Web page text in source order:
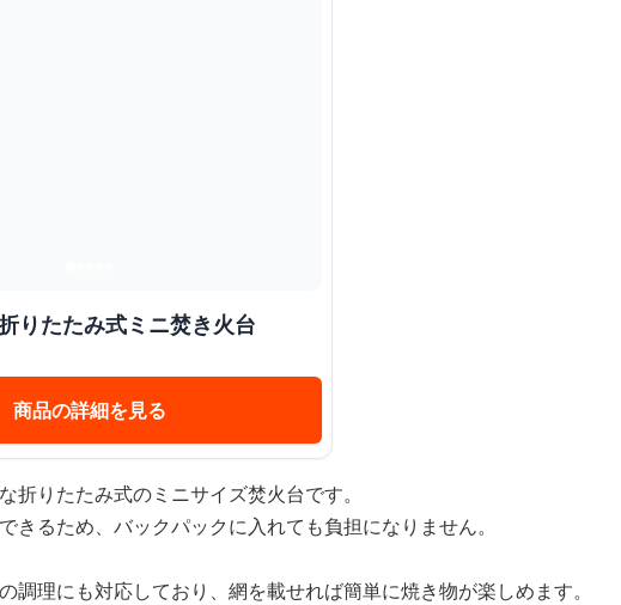
りたたみ式ミニ焚き火台
商品の詳細を見る
折りたたみ式のミニサイズ焚火台です。
きるため、バックパックに入れても負担になりません。
調理にも対応しており、網を載せれば簡単に焼き物が楽しめます。